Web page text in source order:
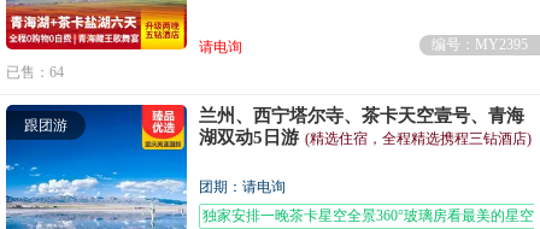
请电询
编号：MY2395
已售：64
跟团游
兰州、西宁塔尔寺、茶卡天空壹号、青海
湖双动5日游 (精选住宿，全程精选携程三钻酒店)
团期：请电询
独家安排一晚茶卡星空全景360°玻璃房看最美的星空